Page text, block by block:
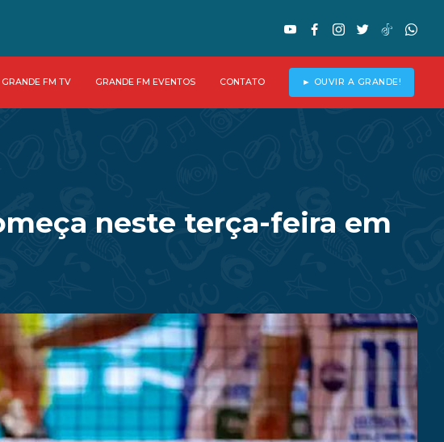
GRANDE FM TV GRANDE FM EVENTOS CONTATO ► OUVIR A GRANDE!
neste terça-feira em